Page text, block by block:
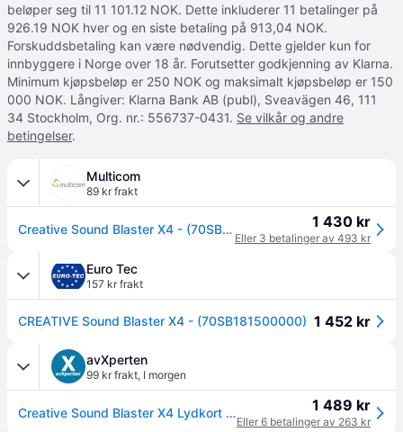
beløper seg til 11 101.12 NOK. Dette inkluderer 11 betalinger på
926.19 NOK hver og en siste betaling på 913,04 NOK.
Forskuddsbetaling kan være nødvendig. Dette gjelder kun for
innbyggere i Norge over 18 år. Forutsetter godkjenning av Klarna.
Minimum kjøpsbeløp er 250 NOK og maksimalt kjøpsbeløp er 150
000 NOK. Långiver: Klarna Bank AB (publ), Sveavägen 46, 111
34 Stockholm, Org. nr.: 556737-0431. Se vilkår og andre
betingelser.
Multicom
89 kr frakt
Creative Sound Blaster X4 - (70SB181500000) 1 430 kr
Eller 3 betalinger av 493 kr
Euro Tec
157 kr frakt
CREATIVE Sound Blaster X4 - (70SB181500000) 1 452 kr
avXperten
99 kr frakt, I morgen
Creative Sound Blaster X4 Lydkort - 7.1 Surround, USB-C, DAC, Super X-Fi (Kompatibel med PS5/PS4/Nintendo Switch) 1 489 kr
Eller 6 betalinger av 263 kr